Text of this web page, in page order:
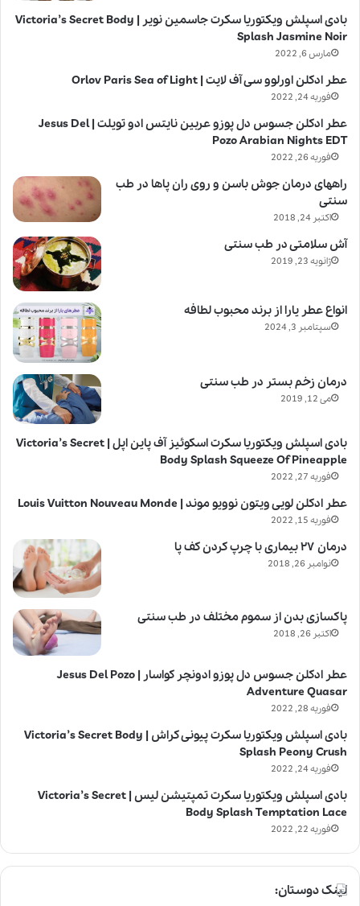
بادی اسپلش ویکتوریا سکرت جاسمین نویر | Victoria’s Secret Body
Splash Jasmine Noir
مارس 6, 2022
عطر ادکلن اورلوو سی آف لایت | Orlov Paris Sea of Light
فوریه 24, 2022
عطر ادکلن جسوس دل پوزو عربین نایتس ادو تویلت | Jesus Del
Pozo Arabian Nights EDT
فوریه 26, 2022
راههای درمان جوش باسن و روی ران پاها در طب
سنتی
اکتبر 24, 2018
آش سلامتی در طب سنتی
ژانویه 23, 2019
انواع عطر یارا از برند محبوب لطافه
سپتامبر 3, 2024
درمان زخم بستر در طب سنتی
می 12, 2019
بادی اسپلش ویکتوریا سکرت اسکوئیز آف پاین اپل | Victoria’s Secret
Body Splash Squeeze Of Pineapple
فوریه 27, 2022
عطر ادکلن لویی ویتون نوویو موند | Louis Vuitton Nouveau Monde
فوریه 15, 2022
درمان ۲۷ بیماری با چرپ کردن کف پا
نوامبر 26, 2018
پاکسازی بدن از سموم مختلف در طب سنتی
اکتبر 26, 2018
عطر ادکلن جسوس دل پوزو ادونچر کواسار | Jesus Del Pozo
Adventure Quasar
فوریه 28, 2022
بادی اسپلش ویکتوریا سکرت پیونی کراش | Victoria’s Secret Body
Splash Peony Crush
فوریه 24, 2022
بادی اسپلش ویکتوریا سکرت تمپتیشن لیس | Victoria’s Secret
Body Splash Temptation Lace
فوریه 22, 2022
لینک دوستان: